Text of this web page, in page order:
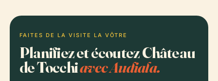
FAITES DE LA VISITE LA VÔTRE
Planifiez et écoutez Château
de Tocchiavec Audiala.